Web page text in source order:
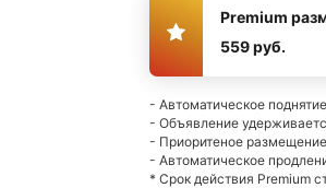
Premium
559 руб.
- Автоматическое
- Объявление
- Приоритеное
- Автоматическое
* Срок действия Premium